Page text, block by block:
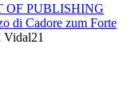
OF PUBLISHING
di Cadore zum Forte
Vidal21